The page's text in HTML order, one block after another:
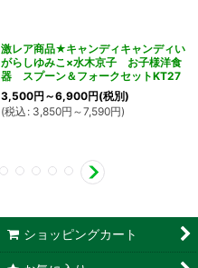
激レア商品★キャンディキャンディい
がらしゆみこ×水木京子 お子様洋食
器 スプーン＆フォークセットKT27
3,500円 ～6,900円(税別)
(税込 : 3,850円 ～7,590円)
ショッピングカート